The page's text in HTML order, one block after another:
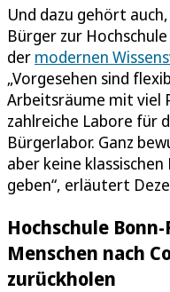
Und dazu gehört
Bürger zur
der modernen
„Vorgesehen sind
Arbeitsräume mit viel
zahlreiche Labore für
Bürgerlabor. Ganz
aber keine
geben“, erläutert
Hochschule
Menschen nach
zurückholen